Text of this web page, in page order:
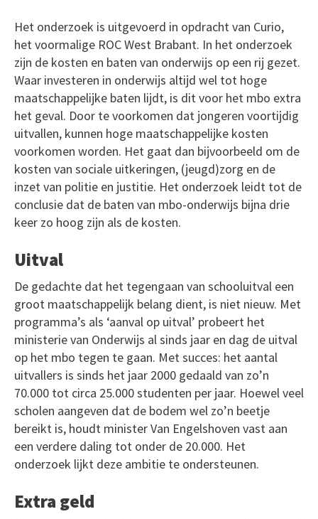
Het onderzoek is uitgevoerd in opdracht van Curio,
het voormalige ROC West Brabant. In het onderzoek
zijn de kosten en baten van onderwijs op een rij gezet.
Waar investeren in onderwijs altijd wel tot hoge
maatschappelijke baten lijdt, is dit voor het mbo extra
het geval. Door te voorkomen dat jongeren voortijdig
uitvallen, kunnen hoge maatschappelijke kosten
voorkomen worden. Het gaat dan bijvoorbeeld om de
kosten van sociale uitkeringen, (jeugd)zorg en de
inzet van politie en justitie. Het onderzoek leidt tot de
conclusie dat de baten van mbo-onderwijs bijna drie
keer zo hoog zijn als de kosten.
Uitval
De gedachte dat het tegengaan van schooluitval een
groot maatschappelijk belang dient, is niet nieuw. Met
programma’s als ‘aanval op uitval’ probeert het
ministerie van Onderwijs al sinds jaar en dag de uitval
op het mbo tegen te gaan. Met succes: het aantal
uitvallers is sinds het jaar 2000 gedaald van zo’n
70.000 tot circa 25.000 studenten per jaar. Hoewel veel
scholen aangeven dat de bodem wel zo’n beetje
bereikt is, houdt minister Van Engelshoven vast aan
een verdere daling tot onder de 20.000. Het
onderzoek lijkt deze ambitie te ondersteunen.
Extra geld